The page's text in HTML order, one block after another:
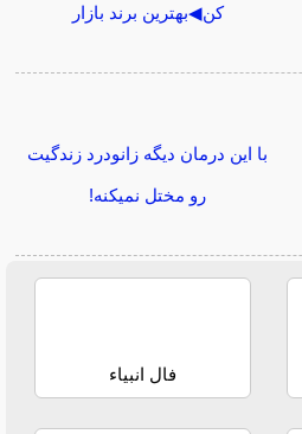
کن◀بهترین برند بازار
با این درمان دیگه زانودرد زندگیت
رو مختل نمیکنه!
فال انبیاء